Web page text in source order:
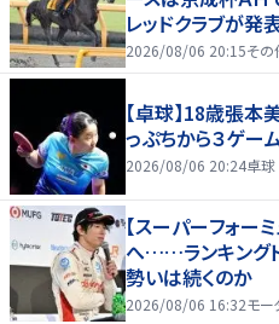
レッドクラブが発
2026/08/06 20:15その
【卓球】18歳張本
っぷちから３ゲ
2026/08/06 20:24卓球
【スーパーフォー
へ……ランキング
勢いは続くのか
2026/08/06 16:32モー